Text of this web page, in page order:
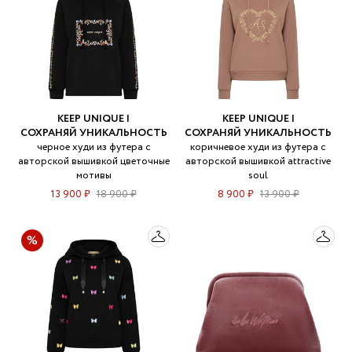
KEEP UNIQUE |
СОХРАНЯЙ УНИКАЛЬНОСТЬ
черное худи из футера с
авторской вышивкой цветочные
мотивы
13 900 ₽ 18 900 ₽
KEEP UNIQUE |
СОХРАНЯЙ УНИКАЛЬНОСТЬ
коричневое худи из футера с
авторской вышивкой attractive
soul
8 900 ₽ 13 900 ₽